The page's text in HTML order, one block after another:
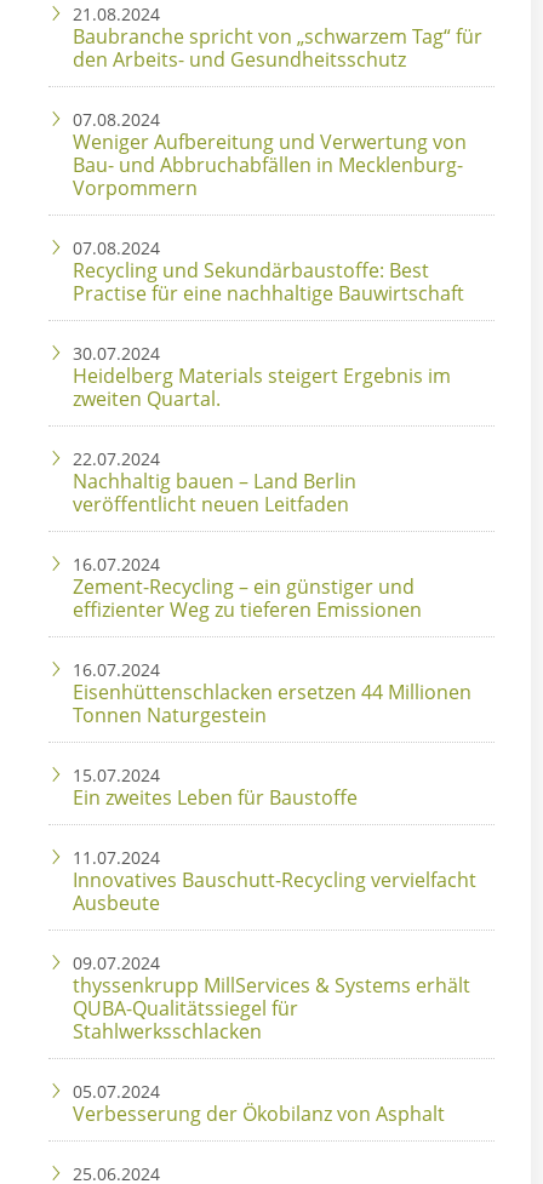
21.08.2024
Baubranche spricht von „schwarzem Tag“ für
den Arbeits- und Gesundheitsschutz
07.08.2024
Weniger Aufbereitung und Verwertung von
Bau- und Abbruchabfällen in Mecklenburg-
Vorpommern
07.08.2024
Recycling und Sekundärbaustoffe: Best
Practise für eine nachhaltige Bauwirtschaft
30.07.2024
Heidelberg Materials steigert Ergebnis im
zweiten Quartal.
22.07.2024
Nachhaltig bauen – Land Berlin
veröffentlicht neuen Leitfaden
16.07.2024
Zement-Recycling – ein günstiger und
effizienter Weg zu tieferen Emissionen
16.07.2024
Eisenhüttenschlacken ersetzen 44 Millionen
Tonnen Naturgestein
15.07.2024
Ein zweites Leben für Baustoffe
11.07.2024
Innovatives Bauschutt-Recycling vervielfacht
Ausbeute
09.07.2024
thyssenkrupp MillServices & Systems erhält
QUBA-Qualitätssiegel für
Stahlwerksschlacken
05.07.2024
Verbesserung der Ökobilanz von Asphalt
25.06.2024